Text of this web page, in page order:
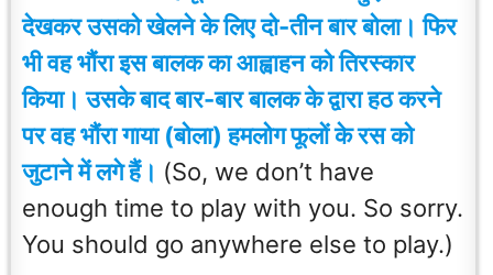
देखकर उसको खेलने के लिए दो-तीन बार बोला। फिर
भी वह भौंरा इस बालक का आह्वाहन को तिरस्कार
किया। उसके बाद बार-बार बालक के द्वारा हठ करने
पर वह भौंरा गाया (बोला) हमलोग फूलों के रस को
जुटाने में लगे हैं। (So, we don’t have
enough time to play with you. So sorry.
You should go anywhere else to play.)